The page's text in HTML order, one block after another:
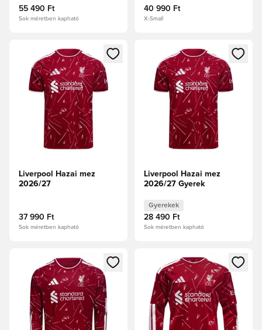
55 490 Ft
Sok méretben kapható
40 990 Ft
X-Small
Megnyit egy modált a bejelentkezéshez vagy a tagként
Liverpool Hazai mez
2026/27
37 990 Ft
Sok méretben kapható
Megnyit egy modált a
Liverpool Hazai mez
2026/27 Gyerek
Gyerekek
28 490 Ft
Sok méretben kapható
Megnyit egy modált a bejelentkezéshez vagy a tagként
Megnyit egy modált a